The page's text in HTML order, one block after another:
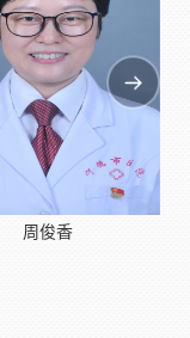
周俊香